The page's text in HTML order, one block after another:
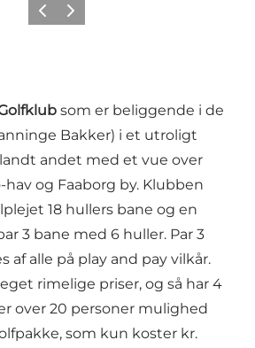
ForrigeNæste
som er beliggende i de
Bakker) i et utroligt
andet med et vue over
og Faaborg by. Klubben
18 hullers bane og en
3 bane med 6 huller. Par 3
af alle på play and pay vilkår.
rimelige priser, og så har 4
over 20 personer mulighed
som kun koster kr.